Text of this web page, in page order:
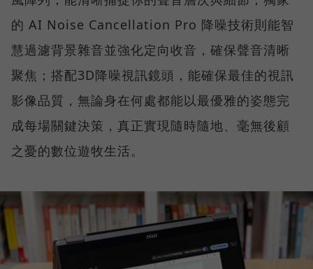
的 AI Noise Cancellation Pro 降噪技術則能智
慧過濾背景雜音並強化定向收音，確保聲音清晰
聚焦；搭配3D降噪視訊鏡頭，能確保最佳的視訊
影像品質，無論身在何處都能以最優雅的姿態完
成每場關鍵決策，真正實現隨時隨地、毫無後顧
之憂的數位遊牧生活。